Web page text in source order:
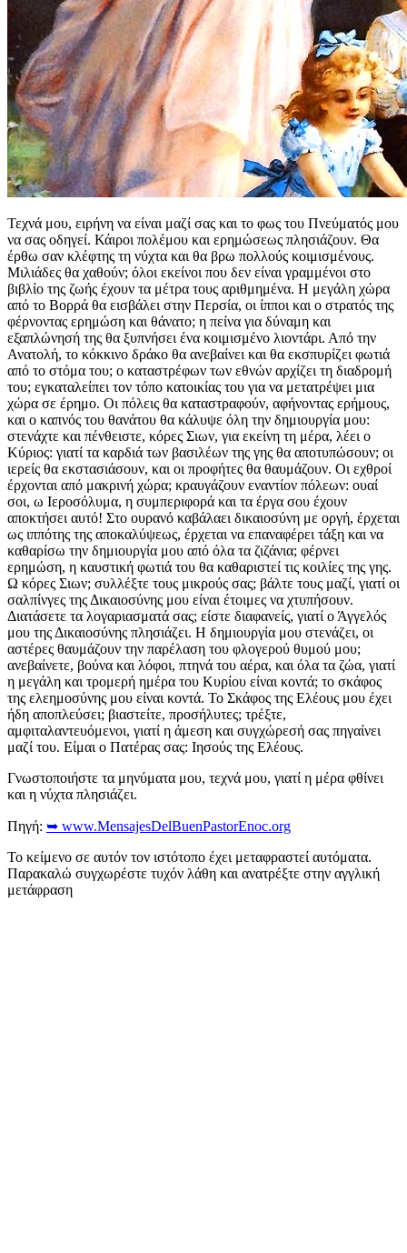
Τεχνά μου, ειρήνη να είναι μαζί σας και το φως του Πνεύματός μου
να σας οδηγεί. Κάιροι πολέμου και ερημώσεως πλησιάζουν. Θα
έρθω σαν κλέφτης τη νύχτα και θα βρω πολλούς κοιμισμένους.
Μιλιάδες θα χαθούν; όλοι εκείνοι που δεν είναι γραμμένοι στο
βιβλίο της ζωής έχουν τα μέτρα τους αριθμημένα. Η μεγάλη χώρα
από το Βορρά θα εισβάλει στην Περσία, οι ίπποι και ο στρατός της
φέρνοντας ερημώση και θάνατο; η πείνα για δύναμη και
εξαπλώνησή της θα ξυπνήσει ένα κοιμισμένο λιοντάρι. Από την
Ανατολή, το κόκκινο δράκο θα ανεβαίνει και θα εκσπυρίζει φωτιά
από το στόμα του; ο καταστρέφων των εθνών αρχίζει τη διαδρομή
του; εγκαταλείπει τον τόπο κατοικίας του για να μετατρέψει μια
χώρα σε έρημο. Οι πόλεις θα καταστραφούν, αφήνοντας ερήμους,
και ο καπνός του θανάτου θα κάλυψε όλη την δημιουργία μου:
στενάχτε και πένθειστε, κόρες Σιων, για εκείνη τη μέρα, λέει ο
Κύριος: γιατί τα καρδιά των βασιλέων της γης θα αποτυπώσουν; οι
ιερείς θα εκστασιάσουν, και οι προφήτες θα θαυμάζουν. Οι εχθροί
έρχονται από μακρινή χώρα; κραυγάζουν εναντίον πόλεων: ουαί
σοι, ω Ιεροσόλυμα, η συμπεριφορά και τα έργα σου έχουν
αποκτήσει αυτό! Στο ουρανό καβάλαει δικαιοσύνη με οργή, έρχεται
ως ιππότης της αποκαλύψεως, έρχεται να επαναφέρει τάξη και να
καθαρίσω την δημιουργία μου από όλα τα ζιζάνια; φέρνει
ερημώση, η καυστική φωτιά του θα καθαριστεί τις κοιλίες της γης.
Ω κόρες Σιων; συλλέξτε τους μικρούς σας; βάλτε τους μαζί, γιατί οι
σαλπίνγες της Δικαιοσύνης μου είναι έτοιμες να χτυπήσουν.
Διατάσετε τα λογαριασματά σας; είστε διαφανείς, γιατί ο Άγγελός
μου της Δικαιοσύνης πλησιάζει. Η δημιουργία μου στενάζει, οι
αστέρες θαυμάζουν την παρέλαση του φλογερού θυμού μου;
ανεβαίνετε, βούνα και λόφοι, πτηνά του αέρα, και όλα τα ζώα, γιατί
η μεγάλη και τρομερή ημέρα του Κυρίου είναι κοντά; το σκάφος
της ελεημοσύνης μου είναι κοντά. Το Σκάφος της Ελέους μου έχει
ήδη αποπλεύσει; βιαστείτε, προσήλυτες; τρέξτε,
αμφιταλαντευόμενοι, γιατί η άμεση και συγχώρεσή σας πηγαίνει
μαζί του. Είμαι ο Πατέρας σας: Ιησούς της Ελέους.
Γνωστοποιήστε τα μηνύματα μου, τεχνά μου, γιατί η μέρα φθίνει
και η νύχτα πλησιάζει.
Πηγή: ➥ www.MensajesDelBuenPastorEnoc.org
Το κείμενο σε αυτόν τον ιστότοπο έχει μεταφραστεί αυτόματα.
Παρακαλώ συγχωρέστε τυχόν λάθη και ανατρέξτε στην αγγλική
μετάφραση